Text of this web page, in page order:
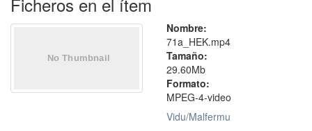
Nombre:
71a_HEK.mp4
Tamaño:
29.60Mb
Formato:
MPEG-4-video
Vidu/Malfermu